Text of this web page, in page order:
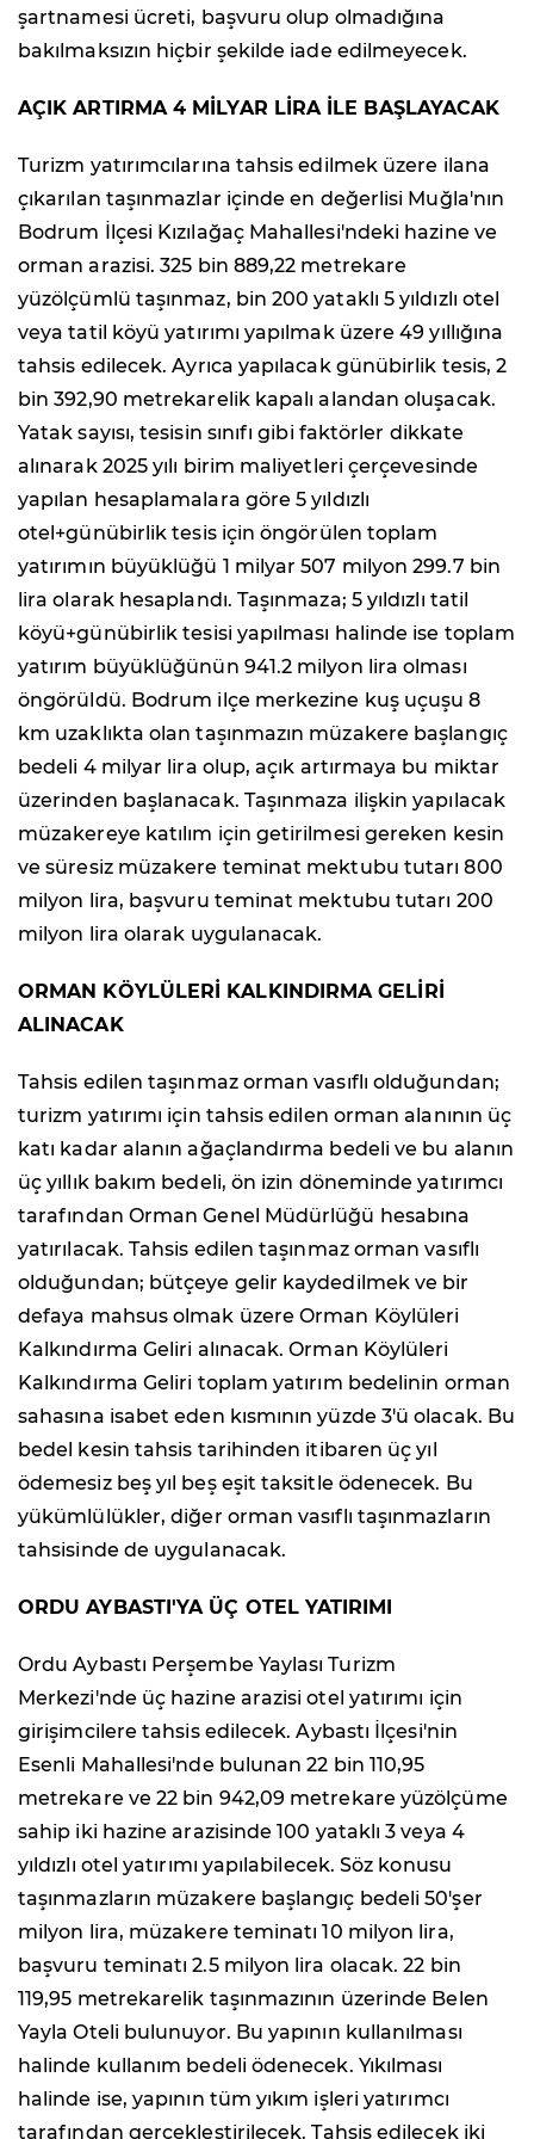
şartnamesi ücreti, başvuru olup olmadığına
bakılmaksızın hiçbir şekilde iade edilmeyecek.
AÇIK ARTIRMA 4 MİLYAR LİRA İLE BAŞLAYACAK
Turizm yatırımcılarına tahsis edilmek üzere ilana
çıkarılan taşınmazlar içinde en değerlisi Muğla'nın
Bodrum İlçesi Kızılağaç Mahallesi'ndeki hazine ve
orman arazisi. 325 bin 889,22 metrekare
yüzölçümlü taşınmaz, bin 200 yataklı 5 yıldızlı otel
veya tatil köyü yatırımı yapılmak üzere 49 yıllığına
tahsis edilecek. Ayrıca yapılacak günübirlik tesis, 2
bin 392,90 metrekarelik kapalı alandan oluşacak.
Yatak sayısı, tesisin sınıfı gibi faktörler dikkate
alınarak 2025 yılı birim maliyetleri çerçevesinde
yapılan hesaplamalara göre 5 yıldızlı
otel+günübirlik tesis için öngörülen toplam
yatırımın büyüklüğü 1 milyar 507 milyon 299.7 bin
lira olarak hesaplandı. Taşınmaza; 5 yıldızlı tatil
köyü+günübirlik tesisi yapılması halinde ise toplam
yatırım büyüklüğünün 941.2 milyon lira olması
öngörüldü. Bodrum ilçe merkezine kuş uçuşu 8
km uzaklıkta olan taşınmazın müzakere başlangıç
bedeli 4 milyar lira olup, açık artırmaya bu miktar
üzerinden başlanacak. Taşınmaza ilişkin yapılacak
müzakereye katılım için getirilmesi gereken kesin
ve süresiz müzakere teminat mektubu tutarı 800
milyon lira, başvuru teminat mektubu tutarı 200
milyon lira olarak uygulanacak.
ORMAN KÖYLÜLERİ KALKINDIRMA GELİRİ
ALINACAK
Tahsis edilen taşınmaz orman vasıflı olduğundan;
turizm yatırımı için tahsis edilen orman alanının üç
katı kadar alanın ağaçlandırma bedeli ve bu alanın
üç yıllık bakım bedeli, ön izin döneminde yatırımcı
tarafından Orman Genel Müdürlüğü hesabına
yatırılacak. Tahsis edilen taşınmaz orman vasıflı
olduğundan; bütçeye gelir kaydedilmek ve bir
defaya mahsus olmak üzere Orman Köylüleri
Kalkındırma Geliri alınacak. Orman Köylüleri
Kalkındırma Geliri toplam yatırım bedelinin orman
sahasına isabet eden kısmının yüzde 3'ü olacak. Bu
bedel kesin tahsis tarihinden itibaren üç yıl
ödemesiz beş yıl beş eşit taksitle ödenecek. Bu
yükümlülükler, diğer orman vasıflı taşınmazların
tahsisinde de uygulanacak.
ORDU AYBASTI'YA ÜÇ OTEL YATIRIMI
Ordu Aybastı Perşembe Yaylası Turizm
Merkezi'nde üç hazine arazisi otel yatırımı için
girişimcilere tahsis edilecek. Aybastı İlçesi'nin
Esenli Mahallesi'nde bulunan 22 bin 110,95
metrekare ve 22 bin 942,09 metrekare yüzölçüme
sahip iki hazine arazisinde 100 yataklı 3 veya 4
yıldızlı otel yatırımı yapılabilecek. Söz konusu
taşınmazların müzakere başlangıç bedeli 50'şer
milyon lira, müzakere teminatı 10 milyon lira,
başvuru teminatı 2.5 milyon lira olacak. 22 bin
119,95 metrekarelik taşınmazının üzerinde Belen
Yayla Oteli bulunuyor. Bu yapının kullanılması
halinde kullanım bedeli ödenecek. Yıkılması
halinde ise, yapının tüm yıkım işleri yatırımcı
tarafından gerçekleştirilecek. Tahsis edilecek iki